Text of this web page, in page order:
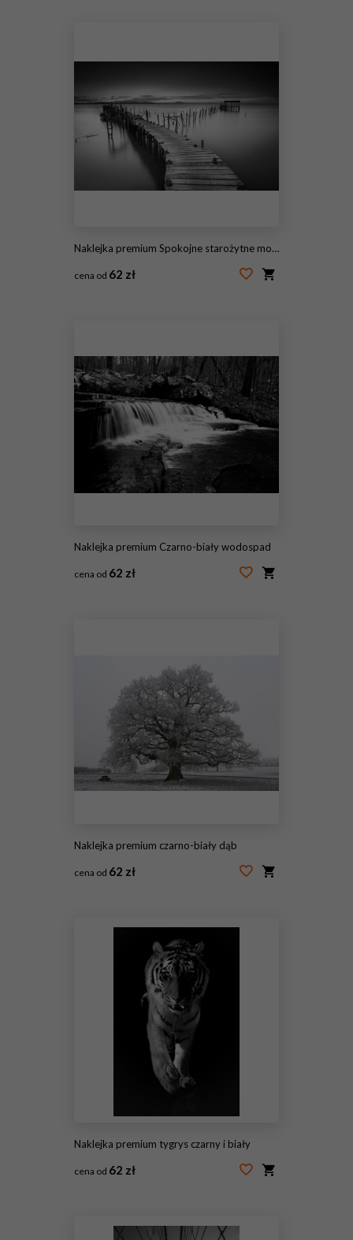
Naklejka premium Spokojne starożytne molo
cena od 62 zł
Naklejka premium Czarno-biały wodospad
cena od 62 zł
Naklejka premium czarno-biały dąb
cena od 62 zł
Naklejka premium tygrys czarny i biały
cena od 62 zł